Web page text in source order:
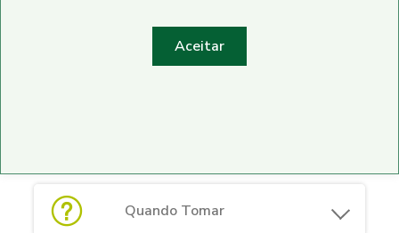
Quando Tomar
Aceitar